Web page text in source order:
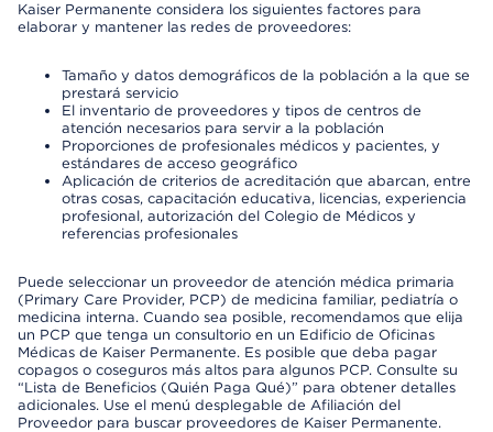
Kaiser Permanente considera los siguientes factores para
elaborar y mantener las redes de proveedores:
Tamaño y datos demográficos de la población a la que se
prestará servicio
El inventario de proveedores y tipos de centros de
atención necesarios para servir a la población
Proporciones de profesionales médicos y pacientes, y
estándares de acceso geográfico
Aplicación de criterios de acreditación que abarcan, entre
otras cosas, capacitación educativa, licencias, experiencia
profesional, autorización del Colegio de Médicos y
referencias profesionales
Puede seleccionar un proveedor de atención médica primaria
(Primary Care Provider, PCP) de medicina familiar, pediatría o
medicina interna. Cuando sea posible, recomendamos que elija
un PCP que tenga un consultorio en un Edificio de Oficinas
Médicas de Kaiser Permanente. Es posible que deba pagar
copagos o coseguros más altos para algunos PCP. Consulte su
“Lista de Beneficios (Quién Paga Qué)” para obtener detalles
adicionales. Use el menú desplegable de Afiliación del
Proveedor para buscar proveedores de Kaiser Permanente.